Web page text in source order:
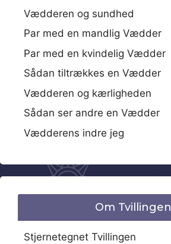
Vædderen og sundhed
Par med en mandlig Vædder
Par med en kvindelig Vædder
Sådan tiltrækkes en Vædder
Vædderen og kærligheden
Sådan ser andre en Vædder
Vædderens indre jeg
Om Tvillingen
Stjernetegnet Tvillingen